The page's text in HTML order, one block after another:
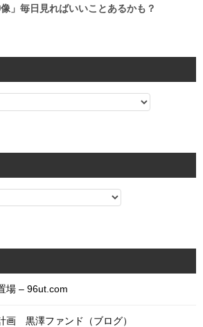
」毎日見ればいいことあるかも？
場 – 96ut.com
画 黒澤ファンド（ブログ）